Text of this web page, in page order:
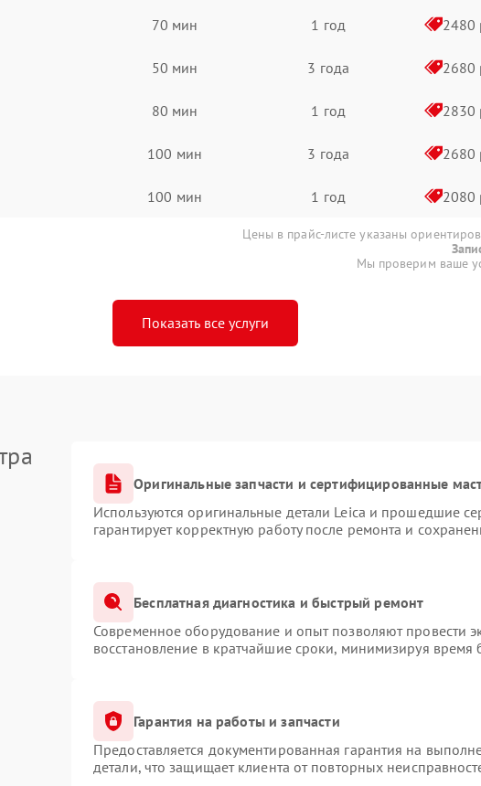
70 мин 1 год 2480
50 мин 3 года 2680
80 мин 1 год 2830
100 мин 3 года 2680
100 мин 1 год 2080
Цены в прайс-листе указаны
Мы проверим ваше
Показать все услуги
Оригинальные запчасти и сертифицированные
Используются оригинальные детали Leica и прошедшие
гарантирует корректную работу после ремонта и
Бесплатная диагностика и быстрый ремонт
Современное оборудование и опыт позволяют провести
восстановление в кратчайшие сроки, минимизируя время
Гарантия на работы и запчасти
Предоставляется документированная гарантия на
детали, что защищает клиента от повторных